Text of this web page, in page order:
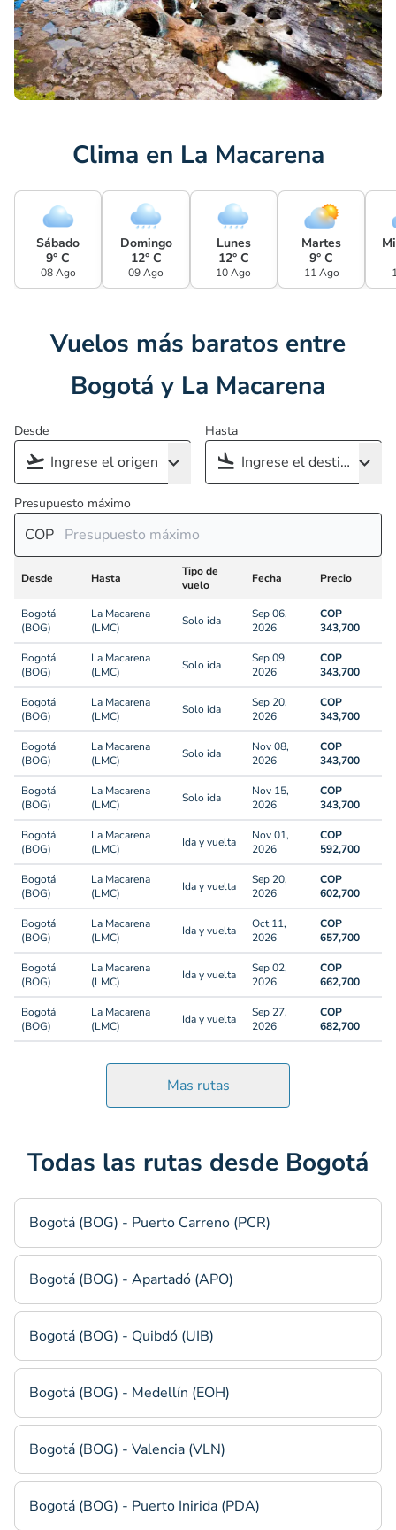
Clima en La Macarena
Sábado
9° C
08 Ago
Domingo
12° C
09 Ago
Lunes
12° C
10 Ago
Martes
9° C
11 Ago
Vuelos más baratos entre
Bogotá y La Macarena
Desde Hasta
Presupuesto máximo
COP
Desde Hasta
Tipo de
vuelo
Fecha Precio
Bogotá
(BOG)
La Macarena
(LMC)
Solo ida
Sep 06,
2026
COP
343,700
Bogotá
(BOG)
La Macarena
(LMC)
Solo ida
Sep 09,
2026
COP
343,700
Bogotá
(BOG)
La Macarena
(LMC)
Solo ida
Sep 20,
2026
COP
343,700
Bogotá
(BOG)
La Macarena
(LMC)
Solo ida
Nov 08,
2026
COP
343,700
Bogotá
(BOG)
La Macarena
(LMC)
Solo ida
Nov 15,
2026
COP
343,700
Bogotá
(BOG)
La Macarena
(LMC)
Ida y vuelta
Nov 01,
2026
COP
592,700
Bogotá
(BOG)
La Macarena
(LMC)
Ida y vuelta
Sep 20,
2026
COP
602,700
Bogotá
(BOG)
La Macarena
(LMC)
Ida y vuelta
Oct 11,
2026
COP
657,700
Bogotá
(BOG)
La Macarena
(LMC)
Ida y vuelta
Sep 02,
2026
COP
662,700
Bogotá
(BOG)
La Macarena
(LMC)
Ida y vuelta
Sep 27,
2026
COP
682,700
Mas rutas
Todas las rutas desde Bogotá
Bogotá (BOG) - Puerto Carreno (PCR)
Bogotá (BOG) - Apartadó (APO)
Bogotá (BOG) - Quibdó (UIB)
Bogotá (BOG) - Medellín (EOH)
Bogotá (BOG) - Valencia (VLN)
Bogotá (BOG) - Puerto Inirida (PDA)